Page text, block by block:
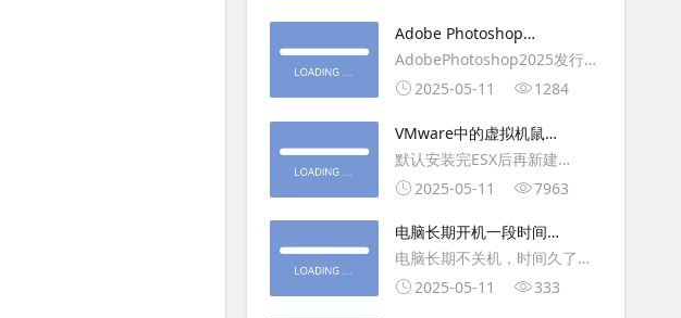
AutoCAD_2025.1.2_Update3、
复制Crack里面的文件到
AutoCAD安装目录里，覆盖同
名文件4、完最低
Adobe Photoshop
2025（v26.6.1）多语言
破解版下载
AdobePhotoshop2025发行
年：2025版本：26.6.1.7开发
平台：WindowsX64界面语
言：英语/匈牙利/匈牙利/越南/
荷兰/印尼/西班牙/西班牙语/意
大利
2025-05-11 1284
VMware中的虚拟机鼠标
移动缓慢,VMware虚拟机
卡顿慢,鼠标移动卡顿问题
默认安装完ESX后再新建
WINDOWS虚拟主机，如
操作虚拟主机，鼠标会非常
钝，这是因为虚拟机没有鼠标
驱动，通过安装vmwaretool后
2025-05-11 7963
电脑长期开机一段时间就
卡顿怎么处理
电脑长期不关机，时间久了就
会一直卡，CPU和内存都没占
2025-05-11 333